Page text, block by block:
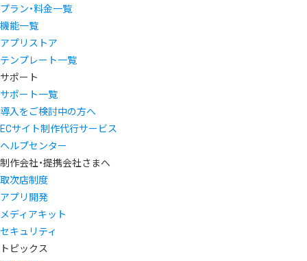
プラン・料金一覧
機能一覧
アプリストア
テンプレート一覧
サポート
サポート一覧
導入をご検討中の方へ
ECサイト制作代行サービス
ヘルプセンター
制作会社・提携会社さまへ
取次店制度
アプリ開発
メディアキット
セキュリティ
トピックス